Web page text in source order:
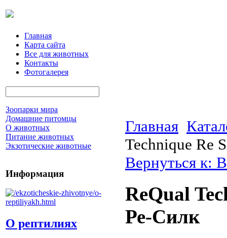
Главная
Карта сайта
Все для животных
Контакты
Фотогалерея
Зоопарки мира
Домашние питомцы
О животных
Питание животных
Экзотические животные
Информация
О рептилиях
Главная
Technique Re
Вернуться к:
ReQual
Ре-Силк